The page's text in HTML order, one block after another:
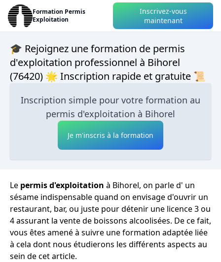
Formation Permis
Exploitation
Inscrivez-vous
maintenant
🎓 Rejoignez une formation de permis
d'exploitation professionnel à Bihorel
(76420) 🌟 Inscription rapide et gratuite 📜
Inscription simple pour votre formation au
permis d'exploitation à Bihorel
Je m'inscris à la formation
Le permis d'exploitation à Bihorel, on parle d' un
sésame indispensable quand on envisage d'ouvrir un
restaurant, bar, ou juste pour détenir une licence 3 ou
4 assurant la vente de boissons alcoolisées. De ce fait,
vous êtes amené à suivre une formation adaptée liée
à cela dont nous étudierons les différents aspects au
sein de cet article.